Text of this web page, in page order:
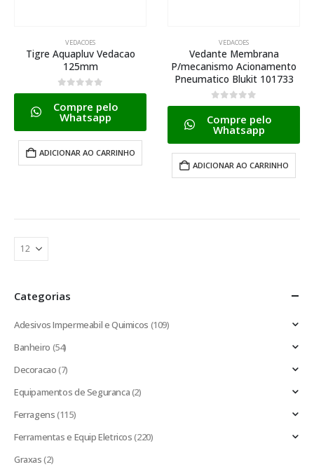
VEDACOES
Tigre Aquapluv Vedacao
125mm
0de 5
Compre pelo
Whatsapp
ADICIONAR AO CARRINHO
VEDACOES
Vedante Membrana
P/mecanismo Acionamento
Pneumatico Blukit 101733
0de 5
Compre pelo
Whatsapp
ADICIONAR AO CARRINHO
Categorias
Adesivos Impermeabil e Quimicos (109)
Banheiro (54)
Decoracao(7)
Equipamentos de Seguranca(2)
Ferragens(115)
Ferramentas e Equip Eletricos(220)
Graxas(2)